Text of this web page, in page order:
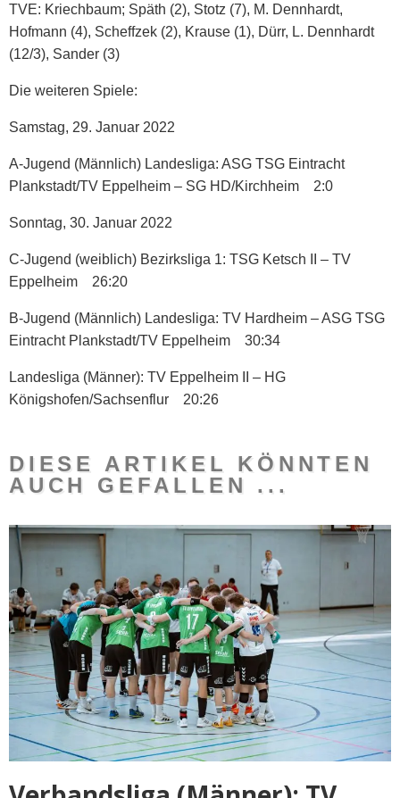
TVE: Kriechbaum; Späth (2), Stotz (7), M. Dennhardt,
Hofmann (4), Scheffzek (2), Krause (1), Dürr, L. Dennhardt
(12/3), Sander (3)
Die weiteren Spiele:
Samstag, 29. Januar 2022
A-Jugend (Männlich) Landesliga: ASG TSG Eintracht
Plankstadt/TV Eppelheim – SG HD/Kirchheim 2:0
Sonntag, 30. Januar 2022
C-Jugend (weiblich) Bezirksliga 1: TSG Ketsch II – TV
Eppelheim 26:20
B-Jugend (Männlich) Landesliga: TV Hardheim – ASG TSG
Eintracht Plankstadt/TV Eppelheim 30:34
Landesliga (Männer): TV Eppelheim II – HG
Königshofen/Sachsenflur 20:26
DIESE ARTIKEL KÖNNTEN
AUCH GEFALLEN ...